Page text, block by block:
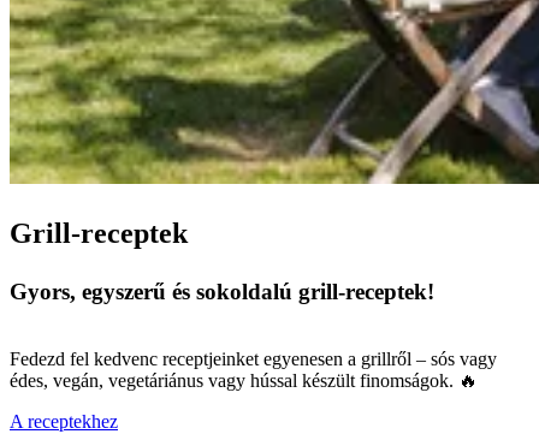
Grill-receptek
Gyors, egyszerű és sokoldalú grill-receptek!
Fedezd fel kedvenc receptjeinket egyenesen a grillről – sós vagy
édes, vegán, vegetáriánus vagy hússal készült finomságok. 🔥
A receptekhez